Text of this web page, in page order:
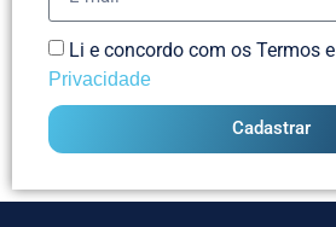
Li e concordo com os Termos e
Privacidade
Cadastrar